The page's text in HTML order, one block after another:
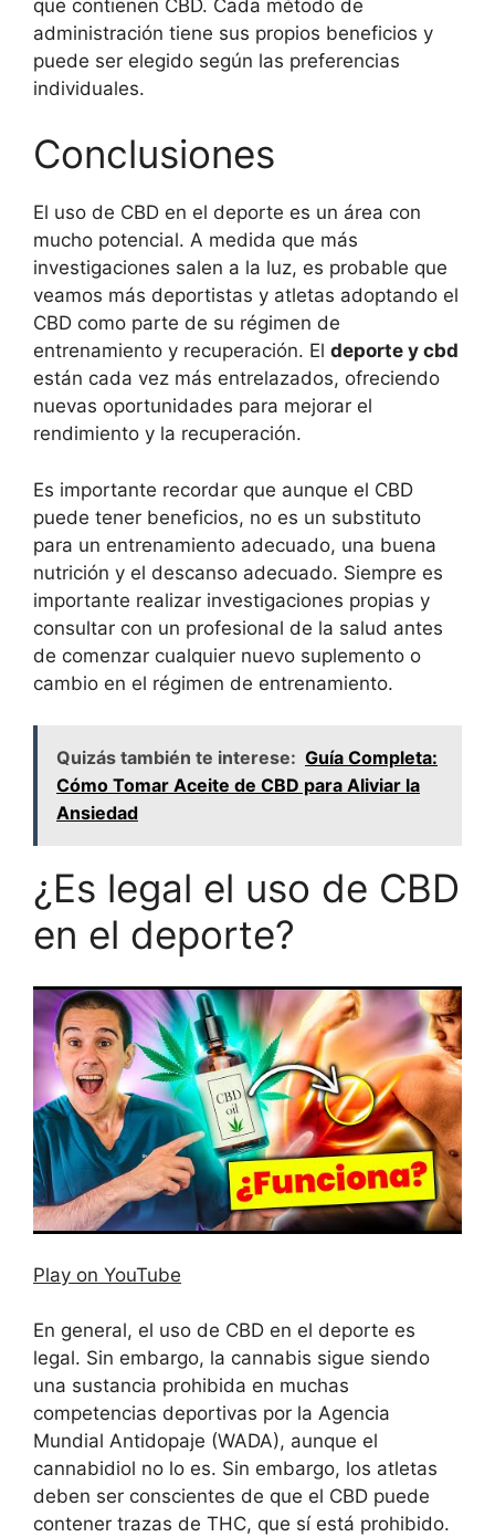
que contienen CBD. Cada método de
administración tiene sus propios beneficios y
puede ser elegido según las preferencias
individuales.
Conclusiones
El uso de CBD en el deporte es un área con
mucho potencial. A medida que más
investigaciones salen a la luz, es probable que
veamos más deportistas y atletas adoptando el
CBD como parte de su régimen de
entrenamiento y recuperación. El deporte y cbd
están cada vez más entrelazados, ofreciendo
nuevas oportunidades para mejorar el
rendimiento y la recuperación.
Es importante recordar que aunque el CBD
puede tener beneficios, no es un substituto
para un entrenamiento adecuado, una buena
nutrición y el descanso adecuado. Siempre es
importante realizar investigaciones propias y
consultar con un profesional de la salud antes
de comenzar cualquier nuevo suplemento o
cambio en el régimen de entrenamiento.
Quizás también te interese: Guía Completa:
Cómo Tomar Aceite de CBD para Aliviar la
Ansiedad
¿Es legal el uso de CBD
en el deporte?
Play on YouTube
En general, el uso de CBD en el deporte es
legal. Sin embargo, la cannabis sigue siendo
una sustancia prohibida en muchas
competencias deportivas por la Agencia
Mundial Antidopaje (WADA), aunque el
cannabidiol no lo es. Sin embargo, los atletas
deben ser conscientes de que el CBD puede
contener trazas de THC, que sí está prohibido.